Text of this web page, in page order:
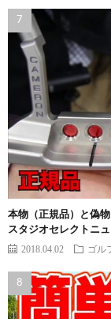
本物（正規品）と偽
スタジオセレクトニ
2018.04.02 ゴル